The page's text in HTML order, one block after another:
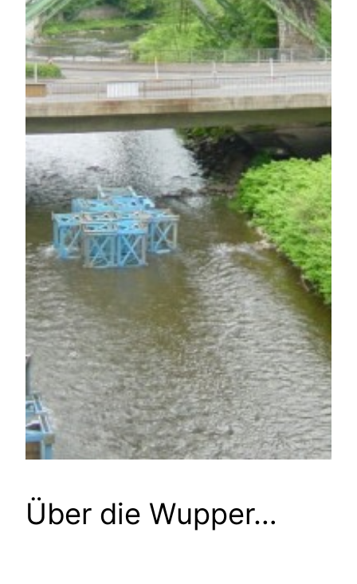
Über die Wupper…